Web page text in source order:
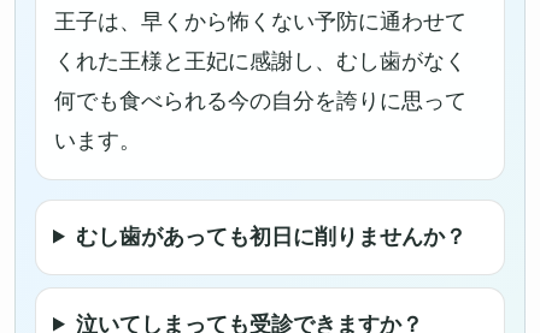
王子は、早くから怖くない予防に通わせて
くれた王様と王妃に感謝し、むし歯がなく
何でも食べられる今の自分を誇りに思って
います。
むし歯があっても初日に削りませんか？
泣いてしまっても受診できますか？